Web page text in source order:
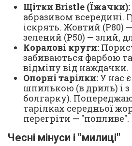
Щітки Bristle (Їжачки):
абразивом всередині.
іскрять. Жовтий (P80)
зелений (P50) — злий,
Коралові круги:
забиваються фарбою
відміну від наждачки.
Опорні тарілки: У нас
шпилькою (в дриль) і
болгарку).
тарілках середньої
перегріти — "попливе".
Чесні мінуси і "милиці"